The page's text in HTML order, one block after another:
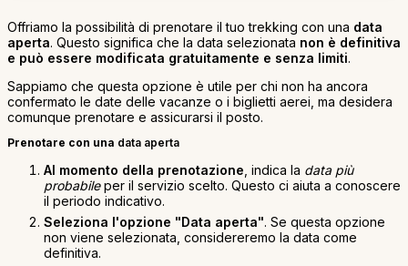
Offriamo la possibilità di prenotare il tuo trekking con una data
aperta. Questo significa che la data selezionata non è definitiva
e può essere modificata gratuitamente e senza limiti.
Sappiamo che questa opzione è utile per chi non ha ancora
confermato le date delle vacanze o i biglietti aerei, ma desidera
comunque prenotare e assicurarsi il posto.
Prenotare con una data aperta
Al momento della prenotazione , indica la data più
probabileper il servizio scelto. Questo ci aiuta a conoscere
il periodo indicativo.
Seleziona l'opzione "Data aperta". Se questa opzione
non viene selezionata, considereremo la data come
definitiva.